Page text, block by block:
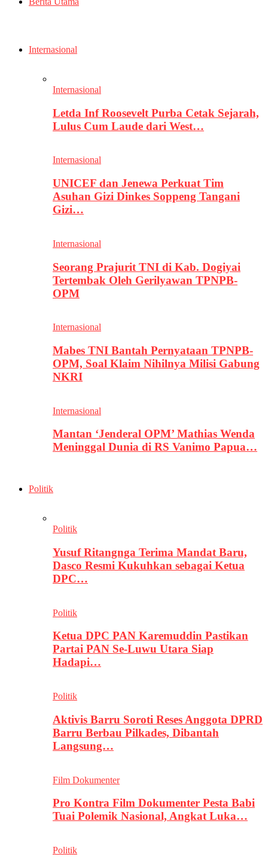
Internasional
Internasional
Letda Inf Roosevelt Purba Cetak Sejarah,
Lulus Cum Laude dari West…
Internasional
UNICEF dan Jenewa Perkuat Tim
Asuhan Gizi Dinkes Soppeng Tangani
Gizi…
Internasional
Seorang Prajurit TNI di Kab. Dogiyai
Tertembak Oleh Gerilyawan TPNPB-
OPM
Internasional
Mabes TNI Bantah Pernyataan TPNPB-
OPM, Soal Klaim Nihilnya Milisi Gabung
NKRI
Internasional
Mantan ‘Jenderal OPM’ Mathias Wenda
Meninggal Dunia di RS Vanimo Papua…
Politik
Politik
Yusuf Ritangnga Terima Mandat Baru,
Dasco Resmi Kukuhkan sebagai Ketua
DPC…
Politik
Ketua DPC PAN Karemuddin Pastikan
Partai PAN Se-Luwu Utara Siap
Hadapi…
Politik
Aktivis Barru Soroti Reses Anggota DPRD
Barru Berbau Pilkades, Dibantah
Langsung…
Film Dokumenter
Pro Kontra Film Dokumenter Pesta Babi
Tuai Polemik Nasional, Angkat Luka…
Politik